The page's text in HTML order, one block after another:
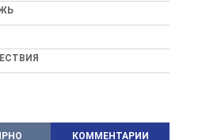
КОММЕНТАРИИ